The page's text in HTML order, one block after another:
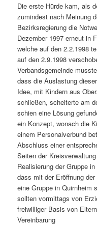
Die erste Hürde kam, als
zumindest nach Meinung
Bezirksregierung die
Dezember 1997 erneut in
welche auf den 2.2.1998
auf den 2.9.1998
Verbandsgemeinde
dass die Auslastung
Idee, mit Kindern aus
schließen, scheiterte am
schien eine Lösung
ein Konzept, wonach die
einem Personalverbund
Abschluss einer
Seiten der
Realisierung der Gruppe
dass mit der Eröffnung
eine Gruppe in Quirnheim
sollten vormittags von
freiwilliger Basis von
Vereinbarung